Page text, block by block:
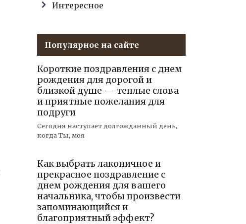
Интересное
Популярное на сайте
Короткие поздравления с днем
рождения для дорогой и
близкой душе — теплые слова
и приятные пожелания для
подруги
Сегодня наступает долгожданный день,
когда Ты, моя
Как выбрать лаконичное и
прекрасное поздравление с
днем рождения для вашего
начальника, чтобы произвести
запоминающийся и
благоприятный эффект?